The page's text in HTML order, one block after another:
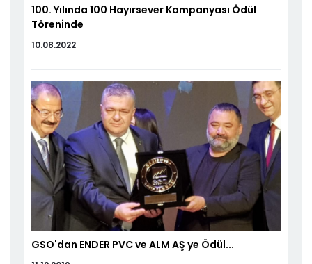
100. Yılında 100 Hayırsever Kampanyası Ödül
Töreninde
10.08.2022
GSO'dan ENDER PVC ve ALM AŞ ye Ödül...